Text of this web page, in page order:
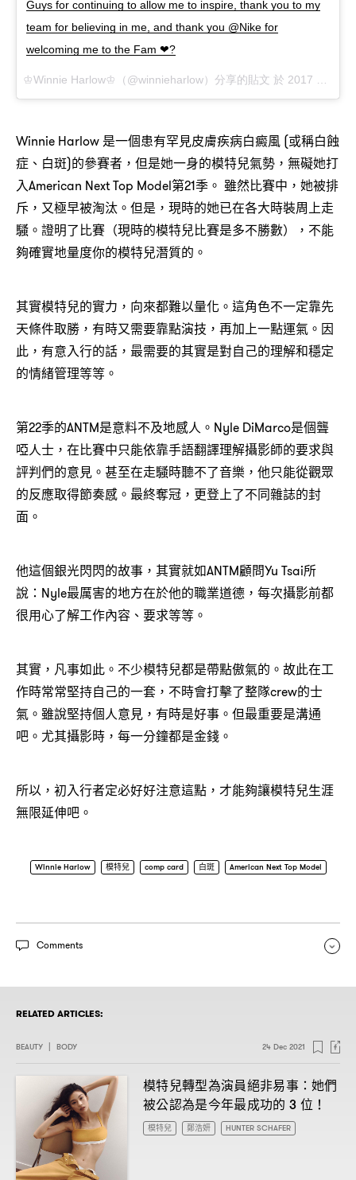
Guys for continuing to allow me to inspire, thank you to my
team for believing in me, and thank you @Nike for
welcoming me to the Fam ❤?
♔Winnie Harlow♔（@winnieharlow）分享的貼文 於 2017 年 5月 月 2 9:02上午 PDT
Winnie Harlow 是一個患有罕見皮膚疾病白癜風 (或稱白蝕
症、白斑)的參賽者，但是她一身的模特兒氣勢，無礙她打
入American Next Top Model第21季。 雖然比賽中，她被排
斥，又極早被淘汰。但是，現時的她已在各大時裝周上走
騷。證明了比賽（現時的模特兒比賽是多不勝數），不能
夠確實地量度你的模特兒潛質的。
其實模特兒的實力，向來都難以量化。這角色不一定靠先
天條件取勝，有時又需要靠點演技，再加上一點運氣。因
此，有意入行的話，最需要的其實是對自己的理解和穩定
的情緒管理等等。
第22季的ANTM是意料不及地感人。Nyle DiMarco是個聾
啞人士，在比賽中只能依靠手語翻譯理解攝影師的要求與
評判們的意見。甚至在走騷時聽不了音樂，他只能從觀眾
的反應取得節奏感。最終奪冠，更登上了不同雜誌的封
面。
他這個銀光閃閃的故事，其實就如ANTM顧問Yu Tsai所
說：Nyle最厲害的地方在於他的職業道德，每次攝影前都
很用心了解工作內容、要求等等。
其實，凡事如此。不少模特兒都是帶點傲氣的。故此在工
作時常常堅持自己的一套，不時會打擊了整隊crew的士
氣。雖說堅持個人意見，有時是好事。但最重要是溝通
吧。尤其攝影時，每一分鐘都是金錢。
所以，初入行者定必好好注意這點，才能夠讓模特兒生涯
無限延伸吧。
Winnie Harlow 模特兒 comp card 白斑 American Next Top Model
Comments
RELATED ARTICLES:
BEAUTY BODY 24 Dec 2021
模特兒轉型為演員絕非易事：她們
被公認為是今年最成功的 3 位！
模特兒 鄭浩妍 HUNTER SCHAFER